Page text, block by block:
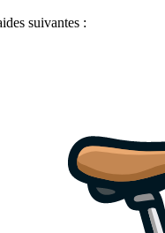
suivantes :